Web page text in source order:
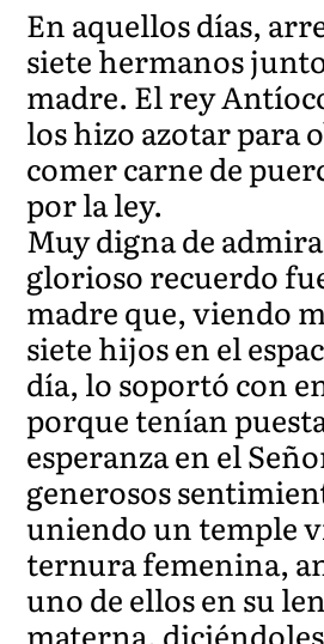
En aquellos días,
siete hermanos
madre. El rey
los hizo azotar para
comer carne de
por la ley.
Muy digna de
glorioso recuerdo
madre que, viendo
siete hijos en el
día, lo soportó con
porque tenían
esperanza en el
generosos
uniendo un temple
ternura femenina,
uno de ellos en su
materna,